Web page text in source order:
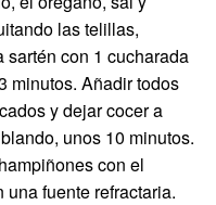
las telillas,
sartén con 1 cucharada
minutos. Añadir todos
y dejar cocer a
unos 10 minutos.
con el
fuente refractaria.